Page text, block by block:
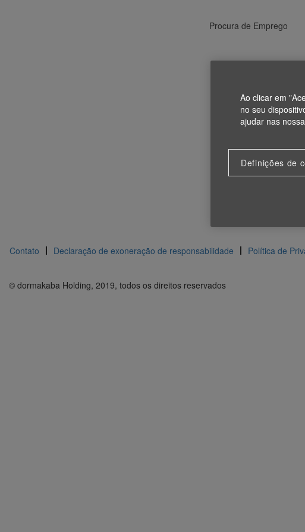
Procura de Emprego
Contato Declaração de exoneração de responsabilidade Política de
© dormakaba Holding, 2019, todos os direitos reservados
Ao clicar em
no seu
ajudar nas
Definições de